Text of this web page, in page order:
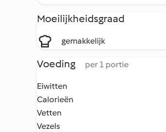
Moeilijkheidsgraad
gemakkelijk
Voeding per 1 portie
Eiwitten
Calorieën
Vetten
Vezels